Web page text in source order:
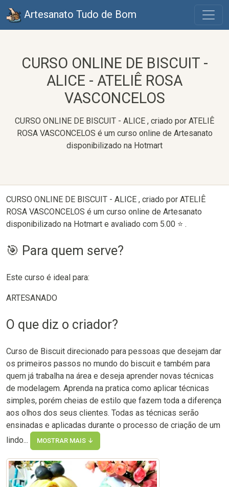
Artesanato Tudo de Bom
CURSO ONLINE DE BISCUIT -
ALICE - ATELIÊ ROSA
VASCONCELOS
CURSO ONLINE DE BISCUIT - ALICE , criado por ATELIÊ
ROSA VASCONCELOS é um curso online de Artesanato
disponibilizado na Hotmart
CURSO ONLINE DE BISCUIT - ALICE , criado por ATELIÊ
ROSA VASCONCELOS é um curso online de Artesanato
disponibilizado na Hotmart e avaliado com 5.00 ⭐ .
🎯 Para quem serve?
Este curso é ideal para:
ARTESANADO
O que diz o criador?
Curso de Biscuit direcionado para pessoas que desejam dar
os primeiros passos no mundo do biscuit e também para
quem já trabalha na área e deseja aprender novas técnicas
de modelagem. Aprenda na pratica como aplicar técnicas
simples, porém cheias de estilo que fazem toda a diferença
aos olhos dos seus clientes. Todas as técnicas serão
ensinadas e aplicadas durante o processo de criação de um
lindo...
MOSTRAR MAIS ↓